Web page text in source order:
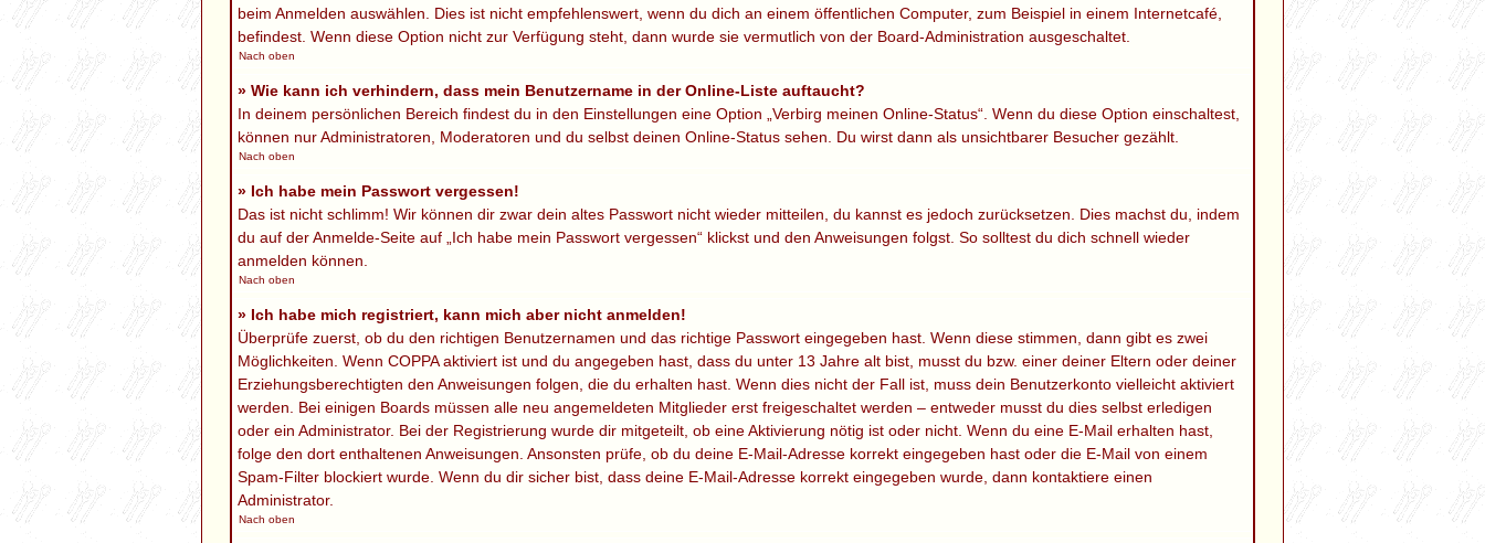
beim Anmelden auswählen. Dies ist nicht empfehlenswert, wenn du dich an einem öffentlichen Computer, zum Beispiel in einem Internetcafé,
befindest. Wenn diese Option nicht zur Verfügung steht, dann wurde sie vermutlich von der Board-Administration ausgeschaltet.
Nach oben
» Wie kann ich verhindern, dass mein Benutzername in der Online-Liste auftaucht?
In deinem persönlichen Bereich findest du in den Einstellungen eine Option „Verbirg meinen Online-Status“. Wenn du diese Option einschaltest,
können nur Administratoren, Moderatoren und du selbst deinen Online-Status sehen. Du wirst dann als unsichtbarer Besucher gezählt.
Nach oben
» Ich habe mein Passwort vergessen!
Das ist nicht schlimm! Wir können dir zwar dein altes Passwort nicht wieder mitteilen, du kannst es jedoch zurücksetzen. Dies machst du, indem
du auf der Anmelde-Seite auf „Ich habe mein Passwort vergessen“ klickst und den Anweisungen folgst. So solltest du dich schnell wieder
anmelden können.
Nach oben
» Ich habe mich registriert, kann mich aber nicht anmelden!
Überprüfe zuerst, ob du den richtigen Benutzernamen und das richtige Passwort eingegeben hast. Wenn diese stimmen, dann gibt es zwei
Möglichkeiten. Wenn COPPAaktiviert ist und du angegeben hast, dass du unter 13 Jahre alt bist, musst du bzw. einer deiner Eltern oder deiner
Erziehungsberechtigten den Anweisungen folgen, die du erhalten hast. Wenn dies nicht der Fall ist, muss dein Benutzerkonto vielleicht aktiviert
werden. Bei einigen Boards müssen alle neu angemeldeten Mitglieder erst freigeschaltet werden – entweder musst du dies selbst erledigen
oder ein Administrator. Bei der Registrierung wurde dir mitgeteilt, ob eine Aktivierung nötig ist oder nicht. Wenn du eine E-Mail erhalten hast,
folge den dort enthaltenen Anweisungen. Ansonsten prüfe, ob du deine E-Mail-Adresse korrekt eingegeben hast oder die E-Mail von einem
Spam-Filter blockiert wurde. Wenn du dir sicher bist, dass deine E-Mail-Adresse korrekt eingegeben wurde, dann kontaktiere einen
Administrator.
Nach oben